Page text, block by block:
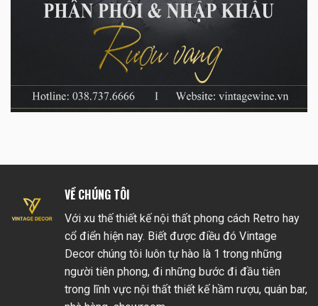
VỀ CHÚNG TÔI
Với xu thế thiết kế nội thất phong cách Retro hay
cổ điển hiện nay. Biết được điều đó Vintage
Decor chúng tôi luôn tự hào là 1 trong những
người tiên phong, đi những bước đi đầu tiên
trong lĩnh vực nội thất thiết kế hầm rượu, quán bar,